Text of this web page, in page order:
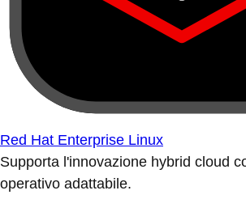
Red Hat Enterprise Linux
Supporta l'innovazione hybrid cloud
operativo adattabile.